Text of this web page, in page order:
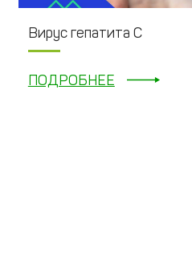
Вирус гепатита С
ПОДРОБНЕЕ